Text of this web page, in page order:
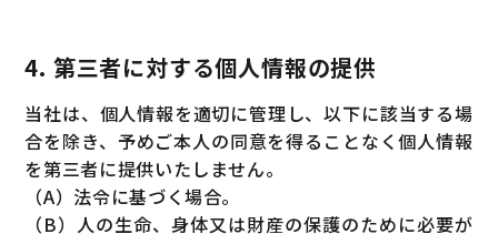
4. 第三者に対する個人情報の提供
当社は、個人情報を適切に管理し、以下に該当する場
合を除き、予めご本人の同意を得ることなく個人情報
を第三者に提供いたしません。
（A）法令に基づく場合。
（B）人の生命、身体又は財産の保護のために必要が